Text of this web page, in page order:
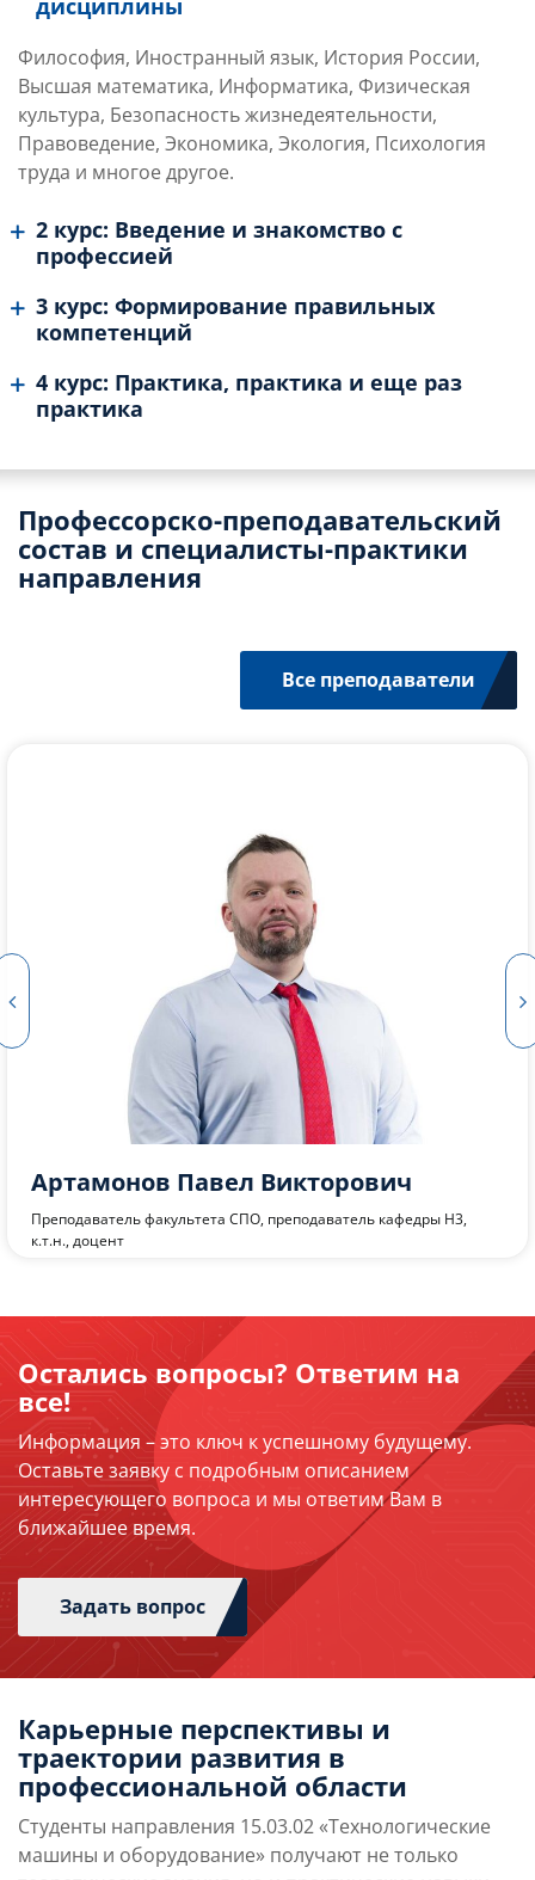
дисциплины
Философия, Иностранный язык, История России,
Высшая математика, Информатика, Физическая
культура, Безопасность жизнедеятельности,
Правоведение, Экономика, Экология, Психология
труда и многое другое.
2 курс: Введение и знакомство с
профессией
3 курс: Формирование правильных
компетенций
4 курс: Практика, практика и еще раз
практика
Профессорско-преподавательский
состав и специалисты-практики
направления
Все преподаватели
Логвинова Анастасия Андреевна
Преподаватель факультета СПО, преподаватель кафедры Н3
Остались вопросы? Ответим на
все!
Информация – это ключ к успешному будущему.
Оставьте заявку с подробным описанием
интересующего вопроса и мы ответим Вам в
ближайшее время.
Задать вопрос
Карьерные перспективы и
траектории развития в
профессиональной области
Студенты направления 15.03.02 «Технологические
машины и оборудование» получают не только